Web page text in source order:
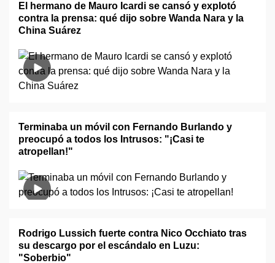
El hermano de Mauro Icardi se cansó y explotó
contra la prensa: qué dijo sobre Wanda Nara y la
China Suárez
Terminaba un móvil con Fernando Burlando y
preocupó a todos los Intrusos: "¡Casi te
atropellan!"
Rodrigo Lussich fuerte contra Nico Occhiato tras
su descargo por el escándalo en Luzu:
"Soberbio"